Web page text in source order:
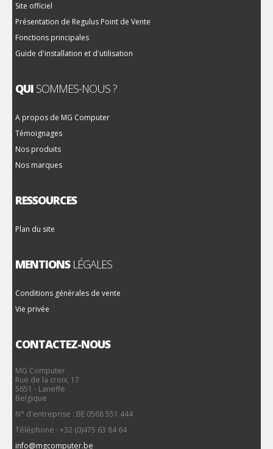
Site officiel
Présentation de Regulus Point de Vente
Fonctions principales
Guide d'installation et d'utilisation
QUI SOMMES-NOUS ?
A propos de MG Computer
Témoignages
Nos produits
Nos marques
RESSOURCES
Plan du site
MENTIONSLÉGALES
Conditions générales de vente
Vie privée
CONTACTEZ-NOUS
MG Computer
Rue de la croix, 17
5651 - Laneffe
Belgique
N° d'entreprise : BE 0568 551 444
Téléphone : +32 (0)475 63 84 64
info@mgcomputer.be